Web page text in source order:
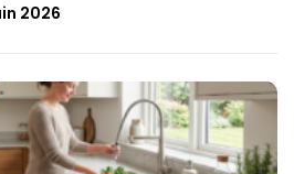
2026